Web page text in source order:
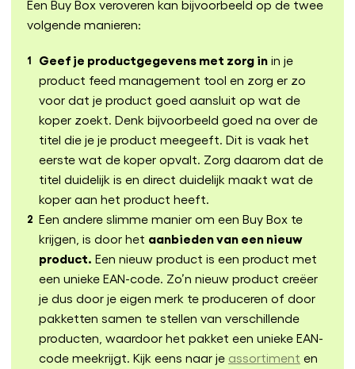
Een Buy Box veroveren kan bijvoorbeeld op de twee
volgende manieren:
Geef je productgegevens met zorg in in je
product feed management tool en zorg er zo
voor dat je product goed aansluit op wat de
koper zoekt. Denk bijvoorbeeld goed na over de
titel die je je product meegeeft. Dit is vaak het
eerste wat de koper opvalt. Zorg daarom dat de
titel duidelijk is en direct duidelijk maakt wat de
koper aan het product heeft.
Een andere slimme manier om een Buy Box te
krijgen, is door het aanbieden van een nieuw
product. Een nieuw product is een product met
een unieke EAN-code. Zo’n nieuw product creëer
je dus door je eigen merk te produceren of door
pakketten samen te stellen van verschillende
producten, waardoor het pakket een unieke EAN-
code meekrijgt. Kijk eens naar je assortiment en